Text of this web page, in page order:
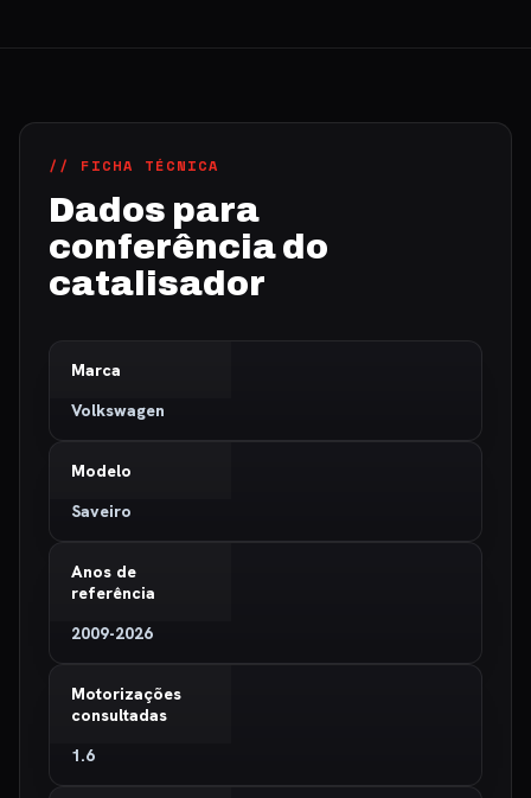
// FICHA TÉCNICA
Dados para
conferência do
catalisador
Marca
Volkswagen
Modelo
Saveiro
Anos de
referência
2009-2026
Motorizações
consultadas
1.6